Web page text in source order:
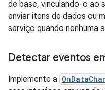
de base, vinculando-o ao
enviar itens de dados ou
serviço quando nenhuma
Detectar eventos
Implemente a